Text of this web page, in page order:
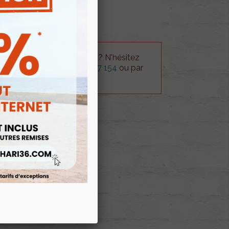
technique sur le produit ? N'hésitez
technique au
0254 277 154 ou par
PANIER